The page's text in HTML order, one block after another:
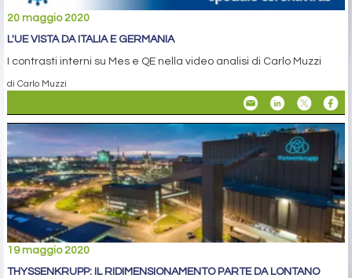
20 maggio 2020
L'UE VISTA DA ITALIA E GERMANIA
I contrasti interni su Mes e QE nella video analisi di Carlo Muzzi
di Carlo Muzzi
19 maggio 2020
THYSSENKRUPP: IL RIDIMENSIONAMENTO PARTE DA LONTANO